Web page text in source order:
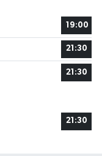
19:00
21:30
21:30
21:30